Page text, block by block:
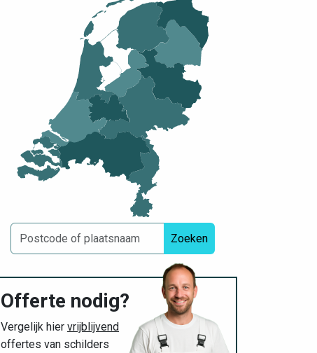
Zoeken
Offerte nodig?
Vergelijk hier vrijblijvend
offertes van schilders